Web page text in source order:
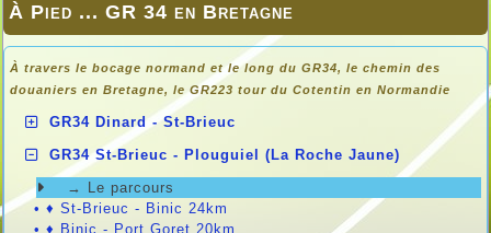
À Pied ... GR 34 en Bretagne
À travers le bocage normand et le long du GR34, le chemin des
douaniers en Bretagne, le GR223 tour du Cotentin en Normandie
GR34 Dinard - St-Brieuc
GR34 St-Brieuc - Plouguiel (La Roche Jaune)
→ Le parcours
• ♦ St-Brieuc - Binic 24km
• ♦ Binic - Port Goret 20km